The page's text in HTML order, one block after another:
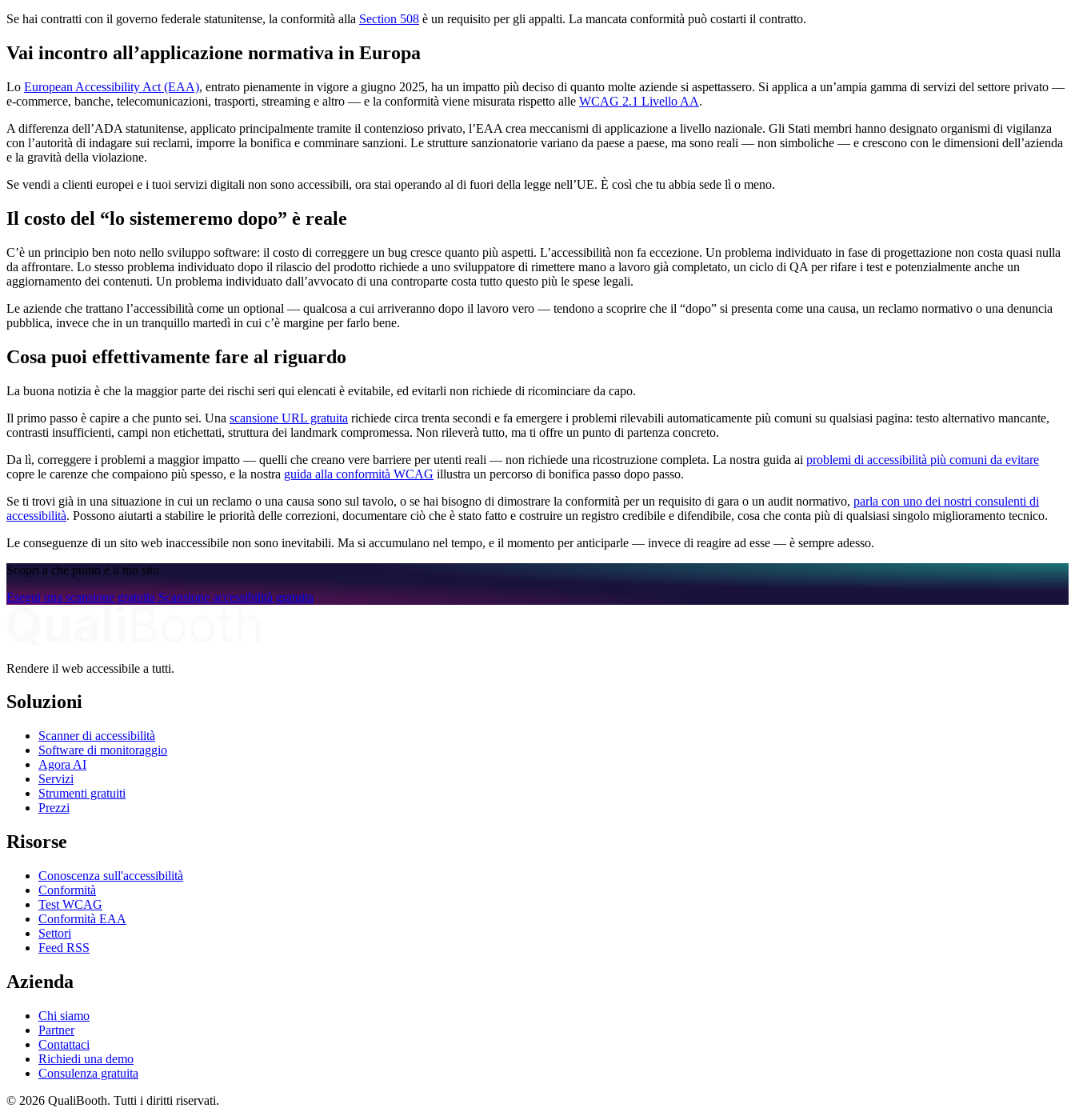
Se hai contratti con il governo federale statunitense, la conformità alla Section 508 è un requisito per gli appalti. La mancata conformità può costarti il contratto.
Vai incontro all’applicazione normativa in Europa
Lo European Accessibility Act (EAA), entrato pienamente in vigore a giugno 2025, ha un impatto più deciso di quanto molte aziende si aspettassero. Si applica a un’ampia gamma di servizi del settore privato —
e-commerce, banche, telecomunicazioni, trasporti, streaming e altro — e la conformità viene misurata rispetto alle WCAG 2.1 Livello AA.
A differenza dell’ADA statunitense, applicato principalmente tramite il contenzioso privato, l’EAA crea meccanismi di applicazione a livello nazionale. Gli Stati membri hanno designato organismi di vigilanza
con l’autorità di indagare sui reclami, imporre la bonifica e comminare sanzioni. Le strutture sanzionatorie variano da paese a paese, ma sono reali — non simboliche — e crescono con le dimensioni dell’azienda
e la gravità della violazione.
Se vendi a clienti europei e i tuoi servizi digitali non sono accessibili, ora stai operando al di fuori della legge nell’UE. È così che tu abbia sede lì o meno.
Il costo del “lo sistemeremo dopo” è reale
C’è un principio ben noto nello sviluppo software: il costo di correggere un bug cresce quanto più aspetti. L’accessibilità non fa eccezione. Un problema individuato in fase di progettazione non costa quasi nulla
da affrontare. Lo stesso problema individuato dopo il rilascio del prodotto richiede a uno sviluppatore di rimettere mano a lavoro già completato, un ciclo di QA per rifare i test e potenzialmente anche un
aggiornamento dei contenuti. Un problema individuato dall’avvocato di una controparte costa tutto questo più le spese legali.
Le aziende che trattano l’accessibilità come un optional — qualcosa a cui arriveranno dopo il lavoro vero — tendono a scoprire che il “dopo” si presenta come una causa, un reclamo normativo o una denuncia
pubblica, invece che in un tranquillo martedì in cui c’è margine per farlo bene.
Cosa puoi effettivamente fare al riguardo
La buona notizia è che la maggior parte dei rischi seri qui elencati è evitabile, ed evitarli non richiede di ricominciare da capo.
Il primo passo è capire a che punto sei. Una scansione URL gratuita richiede circa trenta secondi e fa emergere i problemi rilevabili automaticamente più comuni su qualsiasi pagina: testo alternativo mancante,
contrasti insufficienti, campi non etichettati, struttura dei landmark compromessa. Non rileverà tutto, ma ti offre un punto di partenza concreto.
Da lì, correggere i problemi a maggior impatto — quelli che creano vere barriere per utenti reali — non richiede una ricostruzione completa. La nostra guida ai problemi di accessibilità più comuni da evitare
copre le carenze che compaiono più spesso, e la nostra guida alla conformità WCAG illustra un percorso di bonifica passo dopo passo.
Se ti trovi già in una situazione in cui un reclamo o una causa sono sul tavolo, o se hai bisogno di dimostrare la conformità per un requisito di gara o un audit normativo, parla con uno dei nostri consulenti di
accessibilità. Possono aiutarti a stabilire le priorità delle correzioni, documentare ciò che è stato fatto e costruire un registro credibile e difendibile, cosa che conta più di qualsiasi singolo miglioramento tecnico.
Le conseguenze di un sito web inaccessibile non sono inevitabili. Ma si accumulano nel tempo, e il momento per anticiparle — invece di reagire ad esse — è sempre adesso.
Scopri a che punto è il tuo sito
Esegui una scansione gratuita Scansione accessibilità gratuita
Rendere il web accessibile a tutti.
Soluzioni
Scanner di accessibilità
Software di monitoraggio
Agora AI
Servizi
Strumenti gratuiti
Prezzi
Risorse
Conoscenza sull'accessibilità
Conformità
Test WCAG
Conformità EAA
Settori
Feed RSS
Azienda
Chi siamo
Partner
Contattaci
Richiedi una demo
Consulenza gratuita
© 2026 QualiBooth. Tutti i diritti riservati.